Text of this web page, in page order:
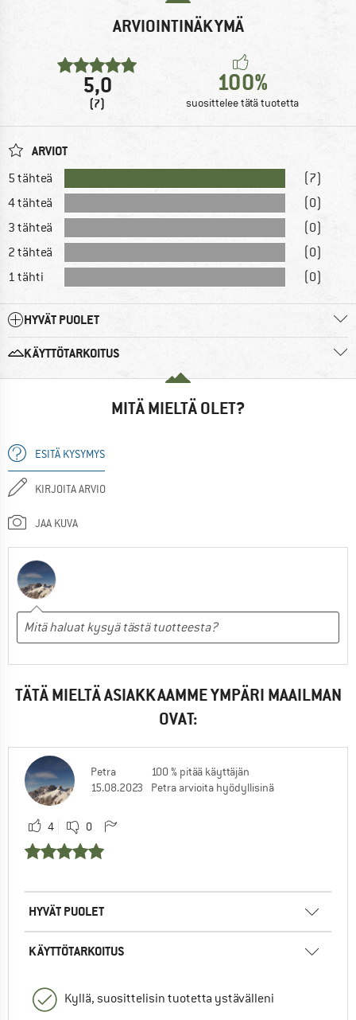
ARVIOINTINÄKYMÄ
5,0
(7)
100%
suosittelee tätä tuotetta
ARVIOT
5 tähteä
(7)
4 tähteä
(0)
3 tähteä
(0)
2 tähteä
(0)
1 tähti
(0)
HYVÄT PUOLET
KÄYTTÖTARKOITUS
MITÄ MIELTÄ OLET?
ESITÄ KYSYMYS
KIRJOITA ARVIO
JAA KUVA
TÄTÄ MIELTÄ ASIAKKAAMME YMPÄRI MAAILMAN
OVAT:
Petra
15.08.2023
100 % pitää käyttäjän
Petra arvioita hyödyllisinä
4 0
HYVÄT PUOLET
KÄYTTÖTARKOITUS
Kyllä, suosittelisin tuotetta ystävälleni